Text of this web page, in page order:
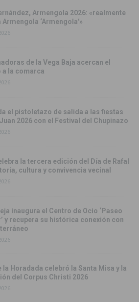
Armengola 2026: «realmente
Armengola ‘Armengola'»
de la Vega Baja acercan el
a la comarca
el pistoletazo de salida a las fiestas
2026 con el Festival del Chupinazo
la tercera edición del Día de Rafal
cultura y convivencia vecinal
inaugura el Centro de Ocio ‘Paseo
y recupera su histórica conexión con
la Horadada celebró la Santa Misa y la
del Corpus Christi 2026